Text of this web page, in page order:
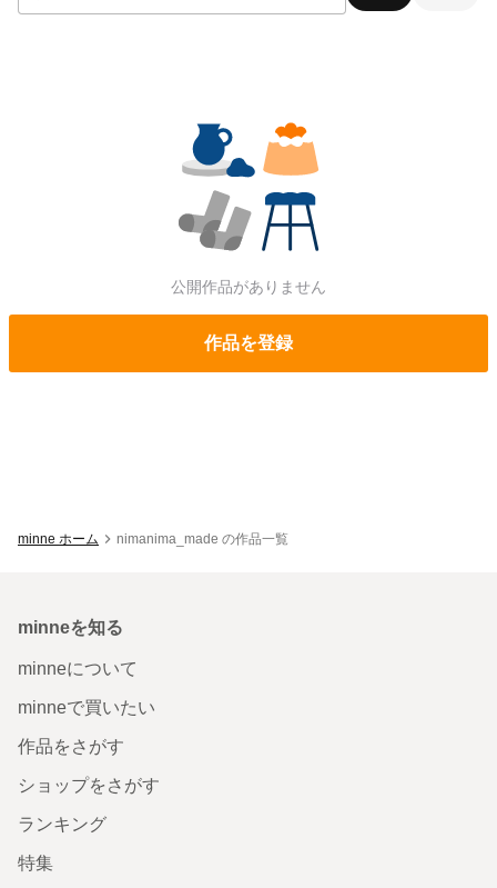
公開作品がありません
作品を登録
minne ホーム nimanima_made の作品一覧
minneを知る
minneについて
minneで買いたい
作品をさがす
ショップをさがす
ランキング
特集